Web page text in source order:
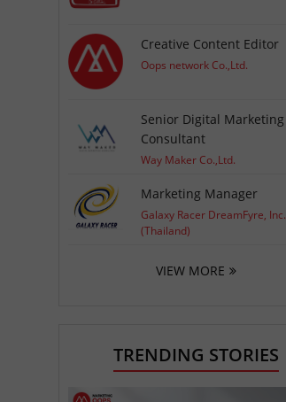
Creative Content Editor
Oops network Co.,Ltd.
Senior Digital Marketing
Consultant
Way Maker Co.,Ltd.
Marketing Manager
Galaxy Racer DreamFyre, Inc.
(Thailand)
VIEW MORE
TRENDING STORIES